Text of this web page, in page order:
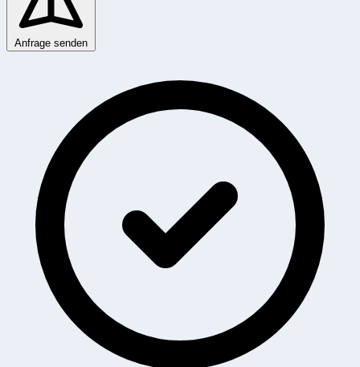
Anfrage senden